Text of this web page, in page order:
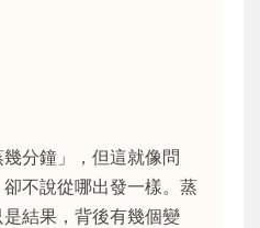
分鐘」，但這就像問
卻不說從哪出發一樣。蒸
結果，背後有幾個變